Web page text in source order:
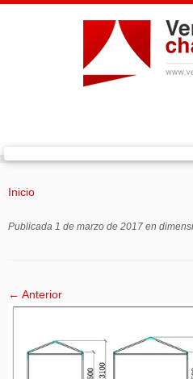
Inicio
Publicada 1 de marzo de 2017 en
← Anterior